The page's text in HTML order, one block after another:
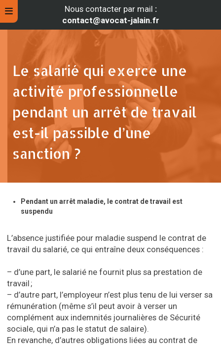
Nous contacter par mail :
contact@avocat-jalain.fr
Le salarié qui exerce une
activité professionnelle
pendant un arrêt de travail
est-il passible d’une
sanction ?
Pendant un arrêt maladie, le contrat de travail est
suspendu
L’absence justifiée pour maladie suspend le contrat de
travail du salarié, ce qui entraîne deux conséquences :
– d’une part, le salarié ne fournit plus sa prestation de
travail ;
– d’autre part, l’employeur n’est plus tenu de lui verser sa
rémunération (même s’il peut avoir à verser un
complément aux indemnités journalières de Sécurité
sociale, qui n’a pas le statut de salaire).
En revanche, d’autres obligations liées au contrat de